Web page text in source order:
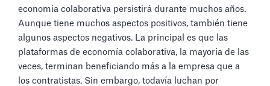
economía colaborativa persistirá durante muchos años.
Aunque tiene muchos aspectos positivos, también tiene
algunos aspectos negativos. La principal es que las
plataformas de economía colaborativa, la mayoría de las
veces, terminan beneficiando más a la empresa que a
los contratistas. Sin embargo, todavía luchan por